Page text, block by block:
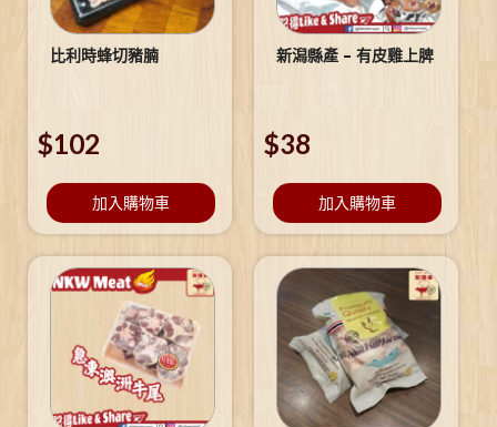
比利時蜂切豬腩
$102
加入購物車
新潟縣產 – 有皮雞上脾
$38
加入購物車